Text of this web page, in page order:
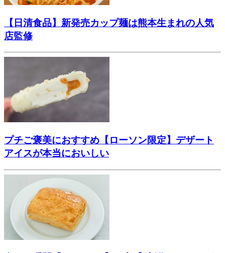
【日清食品】新発売カップ麺は熊本生まれの人気
店監修
プチご褒美におすすめ【ローソン限定】デザート
アイスが本当においしい